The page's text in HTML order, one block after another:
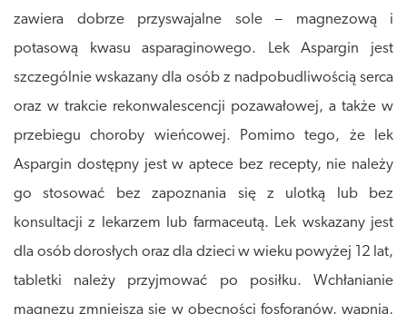
zawiera dobrze przyswajalne sole – magnezową i
potasową kwasu asparaginowego. Lek Aspargin jest
szczególnie wskazany dla osób z nadpobudliwością serca
oraz w trakcie rekonwalescencji pozawałowej, a także w
przebiegu choroby wieńcowej. Pomimo tego, że lek
Aspargin dostępny jest w aptece bez recepty, nie należy
go stosować bez zapoznania się z ulotką lub bez
konsultacji z lekarzem lub farmaceutą. Lek wskazany jest
dla osób dorosłych oraz dla dzieci w wieku powyżej 12 lat,
tabletki należy przyjmować po posiłku. Wchłanianie
magnezu zmniejsza się w obecności fosforanów, wapnia,